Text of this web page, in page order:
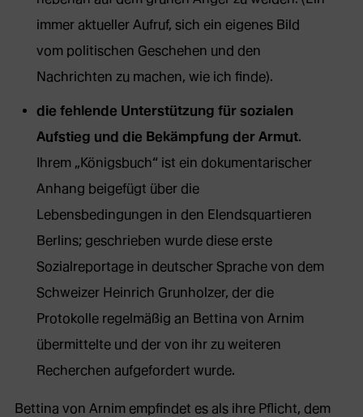
immer aktueller Aufruf, sich ein eigenes Bild
vom politischen Geschehen und den
Nachrichten zu machen, wie ich finde).
die fehlende Unterstützung für sozialen
Aufstieg und die Bekämpfung der Armut.
Ihrem „Königsbuch“ ist ein dokumentarischer
Anhang beigefügt über die
Lebensbedingungen in den Elendsquartieren
Berlins; geschrieben wurde diese erste
Sozialreportage in deutscher Sprache von dem
Schweizer Heinrich Grunholzer, der die
Protokolle regelmäßig an Bettina von Arnim
übermittelte und der von ihr zu weiteren
Recherchen aufgefordert wurde.
Bettina von Arnim empfindet es als ihre Pflicht, dem